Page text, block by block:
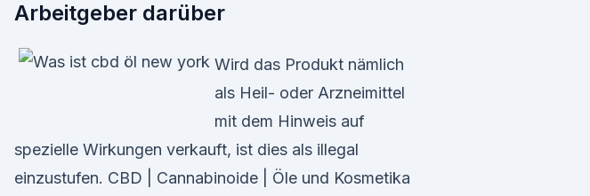
Arbeitgeber darüber
Wird das Produkt nämlich
als Heil- oder Arzneimittel
mit dem Hinweis auf
spezielle Wirkungen verkauft, ist dies als illegal
einzustufen. CBD | Cannabinoide | Öle und Kosmetika